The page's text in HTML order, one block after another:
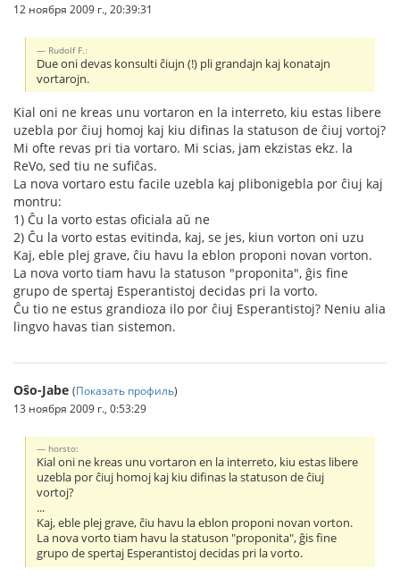
12 ноября 2009 г., 20:39:31
Rudolf F.:
Due oni devas konsulti ĉiujn (!) pli grandajn kaj konatajn
vortarojn.
Kial oni ne kreas unu vortaron en la interreto, kiu estas libere
uzebla por ĉiuj homoj kaj kiu difinas la statuson de ĉiuj vortoj?
Mi ofte revas pri tia vortaro. Mi scias, jam ekzistas ekz. la
ReVo, sed tiu ne sufiĉas.
La nova vortaro estu facile uzebla kaj plibonigebla por ĉiuj kaj
montru:
1) Ĉu la vorto estas oficiala aŭ ne
2) Ĉu la vorto estas evitinda, kaj, se jes, kiun vorton oni uzu
Kaj, eble plej grave, ĉiu havu la eblon proponi novan vorton.
La nova vorto tiam havu la statuson "proponita", ĝis fine
grupo de spertaj Esperantistoj decidas pri la vorto.
Ĉu tio ne estus grandioza ilo por ĉiuj Esperantistoj? Neniu alia
lingvo havas tian sistemon.
Oŝo-Jabe (Показать профиль)
13 ноября 2009 г., 0:53:29
horsto:
Kial oni ne kreas unu vortaron en la interreto, kiu estas libere
uzebla por ĉiuj homoj kaj kiu difinas la statuson de ĉiuj
vortoj?
...
Kaj, eble plej grave, ĉiu havu la eblon proponi novan vorton.
La nova vorto tiam havu la statuson "proponita", ĝis fine
grupo de spertaj Esperantistoj decidas pri la vorto.